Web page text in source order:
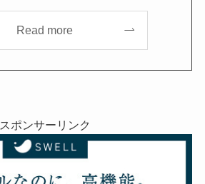
Read more
スポンサーリンク